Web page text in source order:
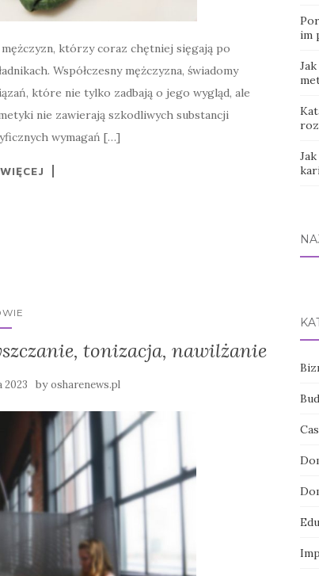
którzy coraz chętniej sięgają po
Współczesny mężczyzna, świadomy
które nie tylko zadbają o jego wygląd, ale
nie zawierają szkodliwych substancji
wymagań […]
tonizacja, nawilżanie
2023 byosharenews.pl
im